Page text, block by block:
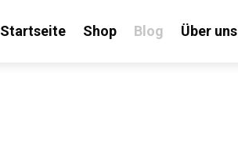
Startseite Shop Blog Über uns